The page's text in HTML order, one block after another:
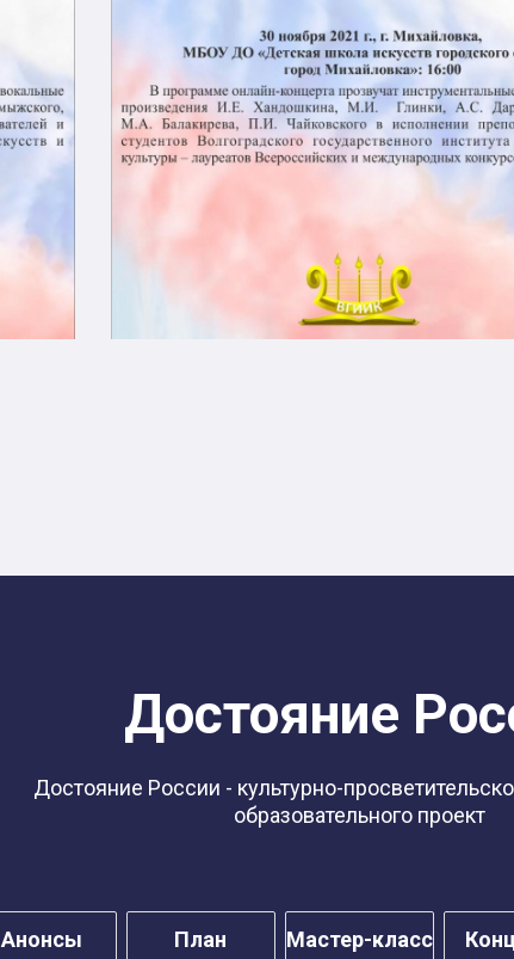
Достояние
Достояние России - культурно-
образовательного проект
Анонсы План Мастер-класс